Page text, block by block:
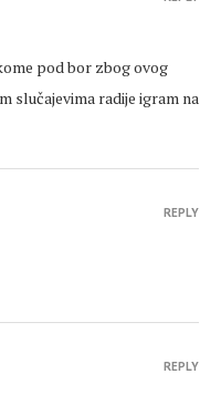
pod bor zbog ovog
slučajevima radije igram na
REPLY
REPLY